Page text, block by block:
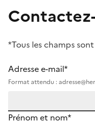
*Tous les champs
Adresse e-mail*
Format attendu :
Prénom et nom*